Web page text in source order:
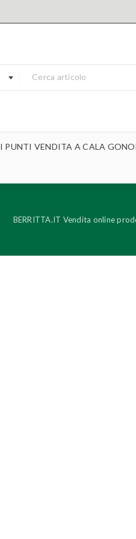
I PUNTI VENDITA A CALA
BERRITTA.IT Vendita online